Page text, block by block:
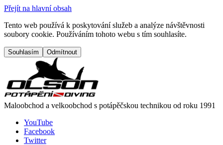
Přejít na hlavní obsah
Tento web používá k poskytování služeb a analýze návštěvnosti
soubory cookie. Používáním tohoto webu s tím souhlasíte.
Maloobchod a velkoobchod s potápěčskou technikou od roku 1991
YouTube
Facebook
Twitter